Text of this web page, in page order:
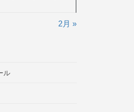
2月 »
ル